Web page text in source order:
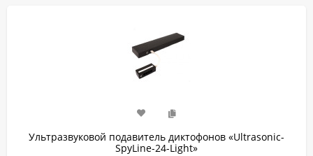
Ультразвуковой подавитель диктофонов «Ultrasonic-
SpyLine-24-Light»